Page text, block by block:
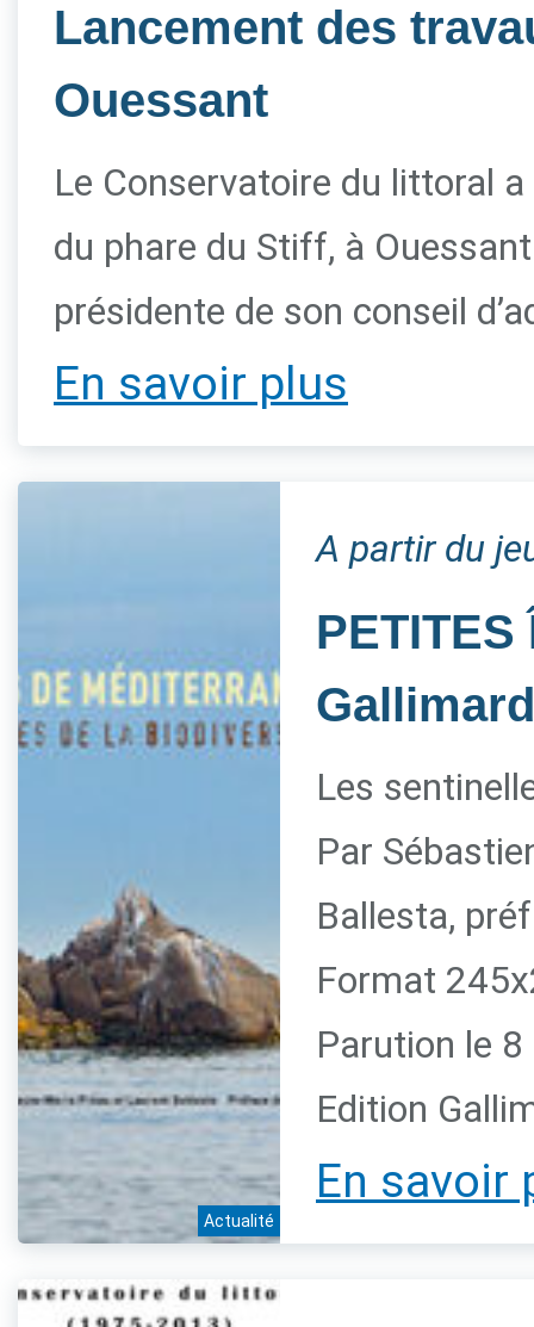
Lancement des
Ouessant
Le Conservatoire du littoral
du phare du Stiff, à
présidente de son conseil
En savoir plus
Actualité
A partir du
Gallimard
Les
Par
Ballesta,
Format
Parution le
Edition
En savoir